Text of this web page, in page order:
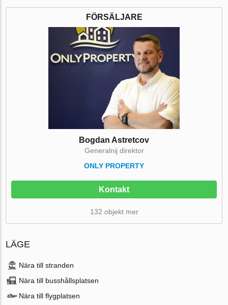
FÖRSÄLJARE
Bogdan Astretcov
Generalnij direktor
ONLY PROPERTY
Kontakt
132 objekt mer
LÄGE
Nära till stranden
Nära till busshållsplatsen
Nära till flygplatsen